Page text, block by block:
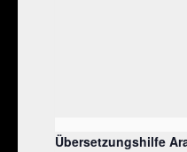
Übersetzungshilfe